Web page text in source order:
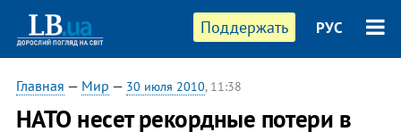
Поддержать РУС
Главная — Мир — 30 июля 2010, 11:38
НАТО несет рекордные потери в